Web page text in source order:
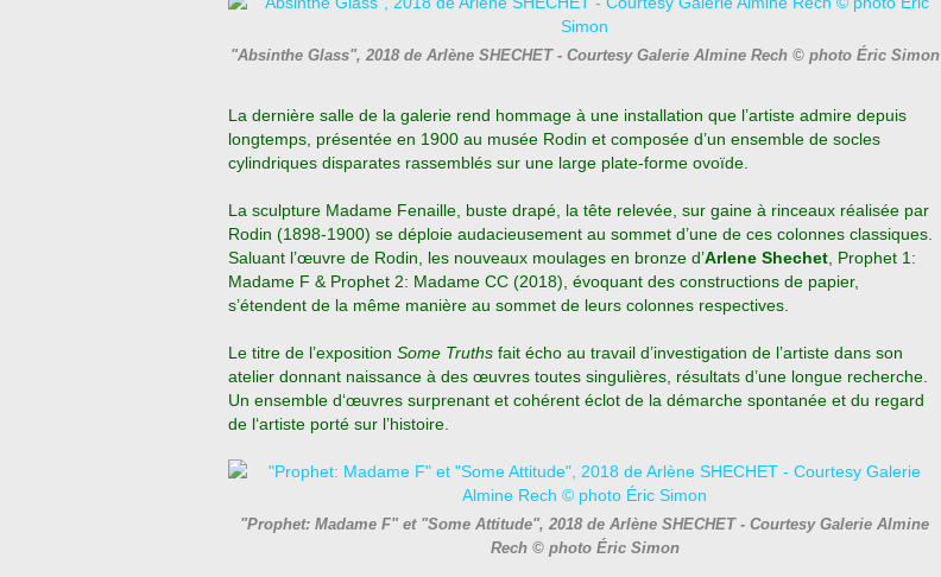
"Absinthe Glass", 2018 de Arlène SHECHET - Courtesy Galerie Almine Rech © photo Éric Simon
La dernière salle de la galerie rend hommage à une installation que l’artiste admire depuis
longtemps, présentée en 1900 au musée Rodin et composée d’un ensemble de socles
cylindriques disparates rassemblés sur une large plate-forme ovoïde.
La sculpture Madame Fenaille, buste drapé, la tête relevée, sur gaine à rinceaux réalisée par
Rodin (1898-1900) se déploie audacieusement au sommet d’une de ces colonnes classiques.
Saluant l’œuvre de Rodin, les nouveaux moulages en bronze d’Arlene Shechet , Prophet 1:
Madame F & Prophet 2: Madame CC (2018), évoquant des constructions de papier,
s’étendent de la même manière au sommet de leurs colonnes respectives.
Le titre de l’exposition Some Truths fait écho au travail d’investigation de l’artiste dans son
atelier donnant naissance à des œuvres toutes singulières, résultats d’une longue recherche.
Un ensemble d‘œuvres surprenant et cohérent éclot de la démarche spontanée et du regard
de l‘artiste porté sur l’histoire.
"Prophet: Madame F" et "Some Attitude", 2018 de Arlène SHECHET - Courtesy Galerie Almine
Rech © photo Éric Simon